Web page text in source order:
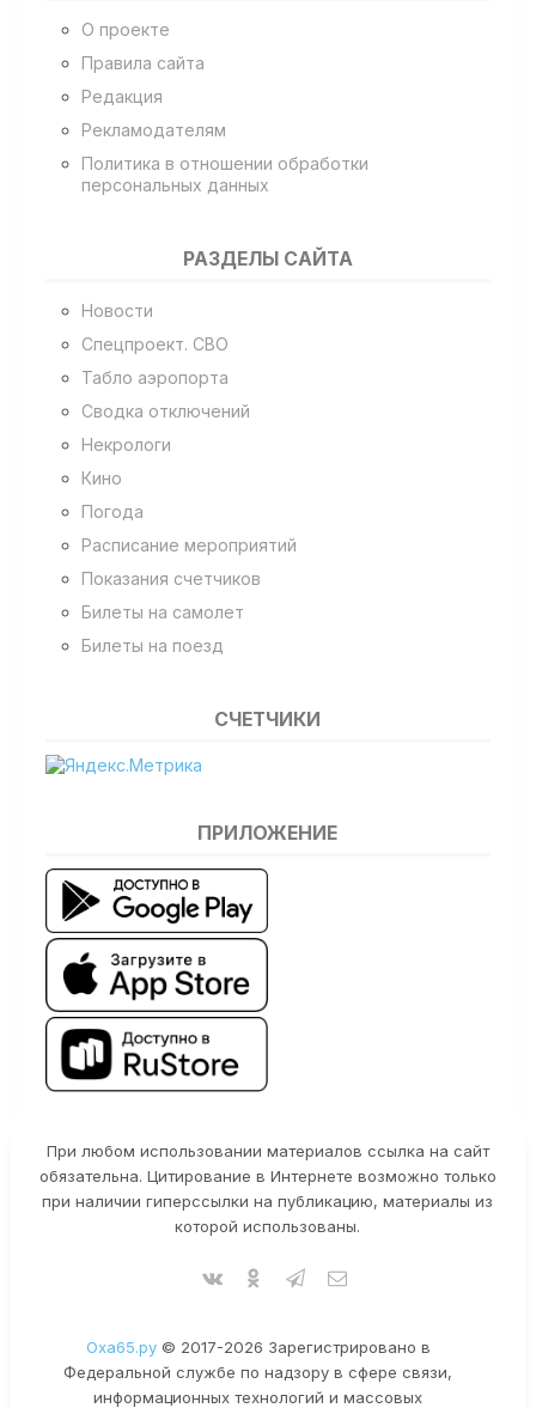
О проекте
Правила сайта
Редакция
Рекламодателям
Политика в отношении обработки
персональных данных
РАЗДЕЛЫ САЙТА
Новости
Спецпроект. СВО
Табло аэропорта
Сводка отключений
Некрологи
Кино
Погода
Расписание мероприятий
Показания счетчиков
Билеты на самолет
Билеты на поезд
СЧЕТЧИКИ
ПРИЛОЖЕНИЕ
При любом использовании материалов ссылка на сайт
обязательна. Цитирование в Интернете возможно только
при наличии гиперссылки на публикацию, материалы из
которой использованы.
Оха65.ру© 2017-2026 Зарегистрировано в
Федеральной службе по надзору в сфере связи,
информационных технологий и массовых